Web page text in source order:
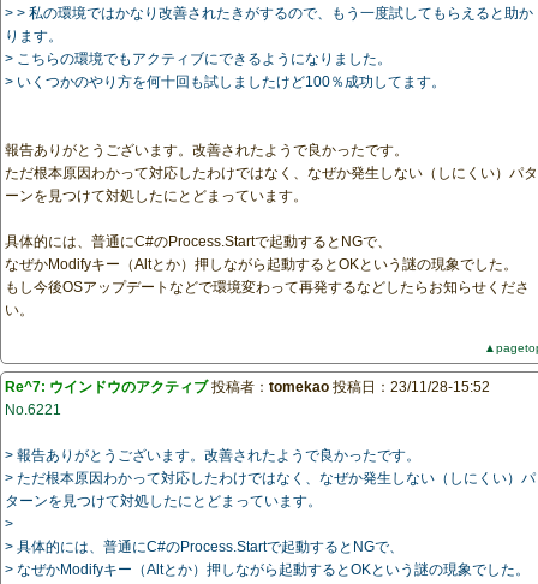
> > 私の環境ではかなり改善されたきがするので、もう一度試してもらえると助か
ります。
> こちらの環境でもアクティブにできるようになりました。
> いくつかのやり方を何十回も試しましたけど100％成功してます。
報告ありがとうございます。改善されたようで良かったです。
ただ根本原因わかって対応したわけではなく、なぜか発生しない（しにくい）パタ
ーンを見つけて対処したにとどまっています。
具体的には、普通にC#のProcess.Startで起動するとNGで、
なぜかModifyキー（Altとか）押しながら起動するとOKという謎の現象でした。
もし今後OSアップデートなどで環境変わって再発するなどしたらお知らせくださ
い。
Re^7: ウインドウのアクティブ投稿者： tomekao 投稿日：23/11/28-15:52
No.6221
> 報告ありがとうございます。改善されたようで良かったです。
> ただ根本原因わかって対応したわけではなく、なぜか発生しない（しにくい）パ
ターンを見つけて対処したにとどまっています。
>
> 具体的には、普通にC#のProcess.Startで起動するとNGで、
> なぜかModifyキー（Altとか）押しながら起動するとOKという謎の現象でした。